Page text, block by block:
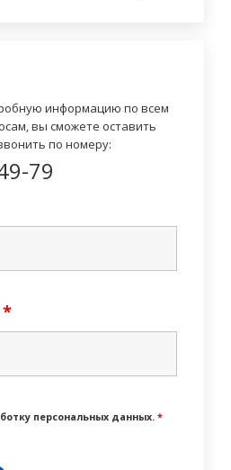
информацию по всем
вы сможете оставить
по номеру:
79
*
персональных данных. *